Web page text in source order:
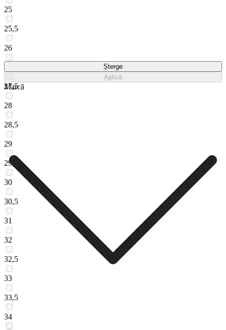
25
25,5
26
27,5
28
28,5
29
29,5
30
30,5
31
32
32,5
33
33,5
34
Șterge
Aplică
Marcă